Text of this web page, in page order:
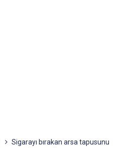
Sigarayı bırakan arsa tapusunu